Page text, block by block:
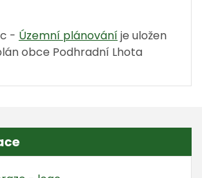
- Územní plánováníje uložen
obce Podhradní Lhota